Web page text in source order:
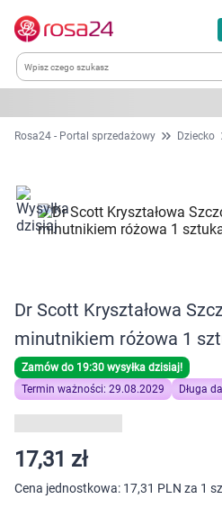
Kategorie
Dla zwierząt
Zdrowie
Kobieta w ciąży i mama
Dziecko
Higiena
Kosmetyki
Rosa24 - Portal sprzedażowy Dziecko
Dr Scott Kryształowa
minutnikiem różowa 1
Zamów do 19:30 wysyłka dzisiaj!
Termin ważności: 29.08.2029
Długa
17,31 zł
Cena jednostkowa: 17,31 PLN za 1